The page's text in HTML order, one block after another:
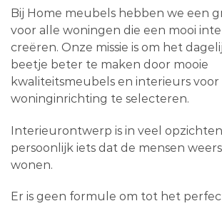
Bij Home meubels hebben we een
voor alle woningen die een mooi
creëren. Onze missie is om het
beetje beter te maken door mooie
kwaliteitsmeubels en interieurs voor
woninginrichting te selecteren.
Interieurontwerp is in veel
persoonlijk iets dat de mensen
wonen.
Er is geen formule om tot het